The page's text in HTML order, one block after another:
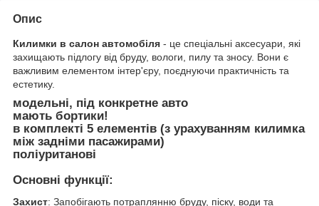
Опис
Килимки в салон автомобіля - це спеціальні аксесуари, які
захищають підлогу від бруду, вологи, пилу та зносу. Вони є
важливим елементом інтер'єру, поєднуючи практичність та
естетику.
модельні, під конкретне авто
мають бортики!
в комплекті 5 елементів (з урахуванням килимка
між задніми пасажирами)
поліуританові
Основні функції:
Захист: Запобігають потраплянню бруду, піску, води та